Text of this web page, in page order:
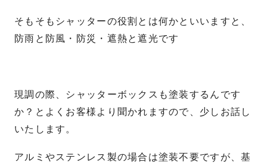
そもそもシャッターの役割とは何かといいますと、
防雨と防風・防災・遮熱と遮光です
現調の際、シャッターボックスも塗装するんです
か？とよくお客様より聞かれますので、少しお話し
いたします。
アルミやステンレス製の場合は塗装不要ですが、基